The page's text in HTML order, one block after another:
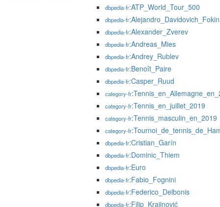
dbpedia-fr:ATP_World_Tour_500
dbpedia-fr
dbpedia-fr:Alexander_Zverev
dbpedia-fr:Andreas_Mies
dbpedia-fr:Andrey_Rublev
dbpedia-fr:Benoît_Paire
dbpedia-fr:Casper_Ruud
category-fr
category-fr:Tennis_en_juillet_2019
category-fr:Tennis_masculin_en_2019
category-fr
dbpedia-fr:Cristian_Garín
dbpedia-fr:Dominic_Thiem
dbpedia-fr:Euro
dbpedia-fr:Fabio_Fognini
dbpedia-fr:Federico_Delbonis
dbpedia-fr:Filip_Krajinović